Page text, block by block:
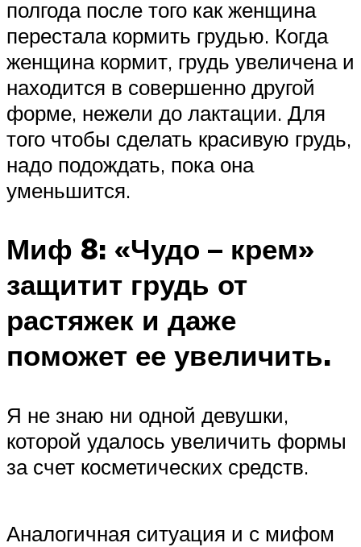
полгода после того как женщина
перестала кормить грудью. Когда
женщина кормит, грудь увеличена и
находится в совершенно другой
форме, нежели до лактации. Для
того чтобы сделать красивую грудь,
надо подождать, пока она
уменьшится.
Миф 8: «Чудо – крем»
защитит грудь от
растяжек и даже
поможет ее увеличить.
Я не знаю ни одной девушки,
которой удалось увеличить формы
за счет косметических средств.
Аналогичная ситуация и с мифом